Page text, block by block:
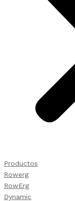
Productos
Rowerg
RowErg
Dynamic